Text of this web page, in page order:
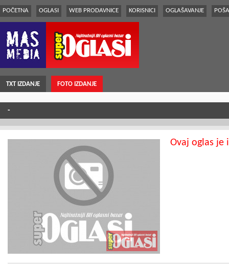
POČETNA OGLASI WEB PRODAVNICE KORISNICI OGLAŠAVANJE
TXT IZDANJE FOTO IZDANJE
-
Ovaj oglas je